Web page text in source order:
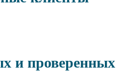
и проверенных